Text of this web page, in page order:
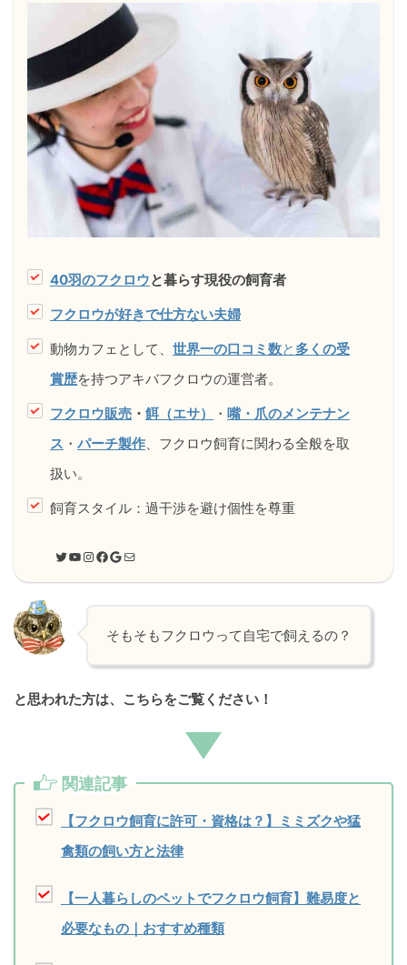
40羽のフクロウと暮らす現役の飼育者
フクロウが好きで仕方ない夫婦
動物カフェとして、 世界一の口コミ数と 多くの受
賞歴を持つアキバフクロウの運営者。
フクロウ販売 ・ 餌（エサ） ・ 嘴・爪のメンテナン
ス ・ パーチ製作、フクロウ飼育に関わる全般を取
扱い。
飼育スタイル：過干渉を避け個性を尊重
そもそもフクロウって自宅で飼えるの？
と思われた方は、こちらをご覧ください！
関連記事
【フクロウ飼育に許可・資格は？】ミミズクや猛
禽類の飼い方と法律
【一人暮らしのペットでフクロウ飼育】難易度と
必要なもの｜おすすめ種類